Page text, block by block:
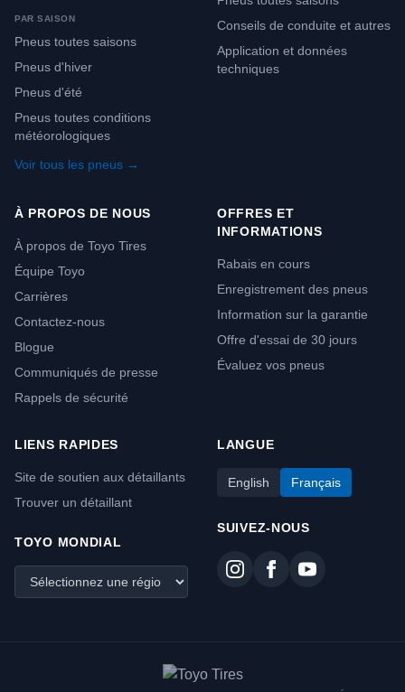
PAR SAISON
Pneus toutes saisons
Pneus d'hiver
Pneus d'été
Pneus toutes conditions
météorologiques
Voir tous les pneus →
Conseils de conduite et autres
Application et données
techniques
À PROPOS DE NOUS
À propos de Toyo Tires
Équipe Toyo
Carrières
Contactez-nous
Blogue
Communiqués de presse
Rappels de sécurité
OFFRES ET
INFORMATIONS
Rabais en cours
Enregistrement des pneus
Information sur la garantie
Offre d'essai de 30 jours
Évaluez vos pneus
LIENS RAPIDES
Site de soutien aux détaillants
Trouver un détaillant
TOYO MONDIAL
LANGUE
English Français
SUIVEZ-NOUS